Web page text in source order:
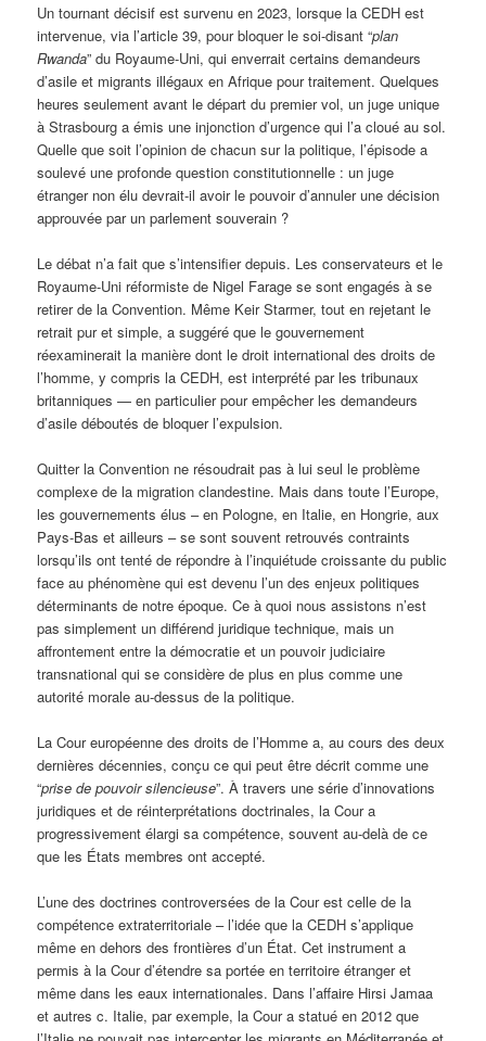
Un tournant décisif est survenu en 2023, lorsque la CEDH est
intervenue, via l’article 39, pour bloquer le soi-disant “plan
Rwanda” du Royaume-Uni, qui enverrait certains demandeurs
d’asile et migrants illégaux en Afrique pour traitement. Quelques
heures seulement avant le départ du premier vol, un juge unique
à Strasbourg a émis une injonction d’urgence qui l’a cloué au sol.
Quelle que soit l’opinion de chacun sur la politique, l’épisode a
soulevé une profonde question constitutionnelle : un juge
étranger non élu devrait-il avoir le pouvoir d’annuler une décision
approuvée par un parlement souverain ?
Le débat n’a fait que s’intensifier depuis. Les conservateurs et le
Royaume-Uni réformiste de Nigel Farage se sont engagés à se
retirer de la Convention. Même Keir Starmer, tout en rejetant le
retrait pur et simple, a suggéré que le gouvernement
réexaminerait la manière dont le droit international des droits de
l’homme, y compris la CEDH, est interprété par les tribunaux
britanniques — en particulier pour empêcher les demandeurs
d’asile déboutés de bloquer l’expulsion.
Quitter la Convention ne résoudrait pas à lui seul le problème
complexe de la migration clandestine. Mais dans toute l’Europe,
les gouvernements élus – en Pologne, en Italie, en Hongrie, aux
Pays-Bas et ailleurs – se sont souvent retrouvés contraints
lorsqu’ils ont tenté de répondre à l’inquiétude croissante du public
face au phénomène qui est devenu l’un des enjeux politiques
déterminants de notre époque. Ce à quoi nous assistons n’est
pas simplement un différend juridique technique, mais un
affrontement entre la démocratie et un pouvoir judiciaire
transnational qui se considère de plus en plus comme une
autorité morale au-dessus de la politique.
La Cour européenne des droits de l’Homme a, au cours des deux
dernières décennies, conçu ce qui peut être décrit comme une
“prise de pouvoir silencieuse”. À travers une série d’innovations
juridiques et de réinterprétations doctrinales, la Cour a
progressivement élargi sa compétence, souvent au-delà de ce
que les États membres ont accepté.
L’une des doctrines controversées de la Cour est celle de la
compétence extraterritoriale – l’idée que la CEDH s’applique
même en dehors des frontières d’un État. Cet instrument a
permis à la Cour d’étendre sa portée en territoire étranger et
même dans les eaux internationales. Dans l’affaire Hirsi Jamaa
et autres c. Italie, par exemple, la Cour a statué en 2012 que